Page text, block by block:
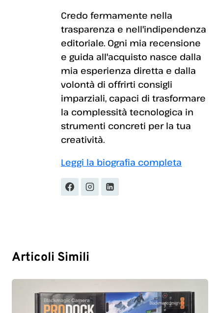
Credo fermamente nella
trasparenza e nell'indipendenza
editoriale. Ogni mia recensione
e guida all'acquisto nasce dalla
mia esperienza diretta e dalla
volontà di offrirti consigli
imparziali, capaci di trasformare
la complessità tecnologica in
strumenti concreti per la tua
creatività.
Leggi la biografia completa
Articoli Simili